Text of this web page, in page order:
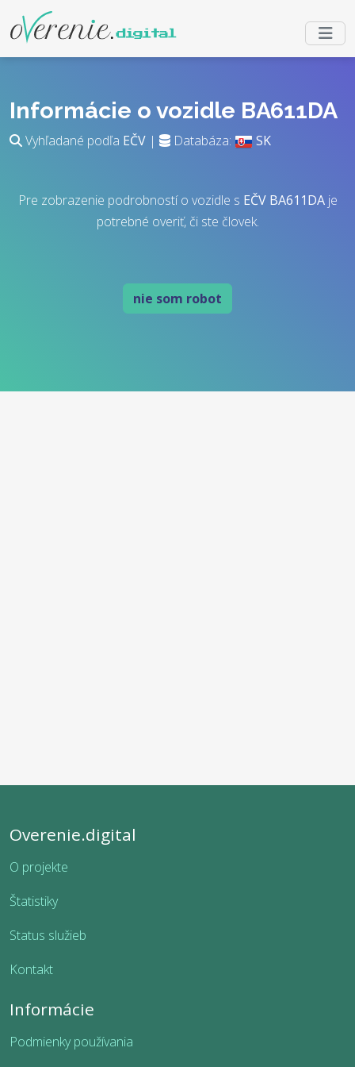
Informácie o vozidle BA611DA
Vyhľadané podľa EČV | Databáza: SK
Pre zobrazenie podrobností o vozidle s EČV BA611DAje
potrebné overiť, či ste človek.
nie som robot
Overenie.digital
O projekte
Štatistiky
Status služieb
Kontakt
Informácie
Podmienky používania